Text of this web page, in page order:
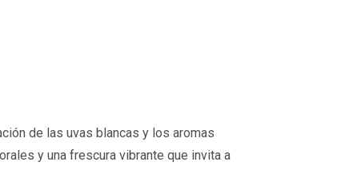
de las uvas blancas y los aromas
y una frescura vibrante que invita a